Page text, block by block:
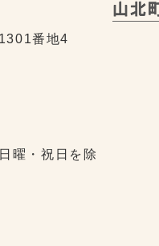
番地4
曜・祝日を除